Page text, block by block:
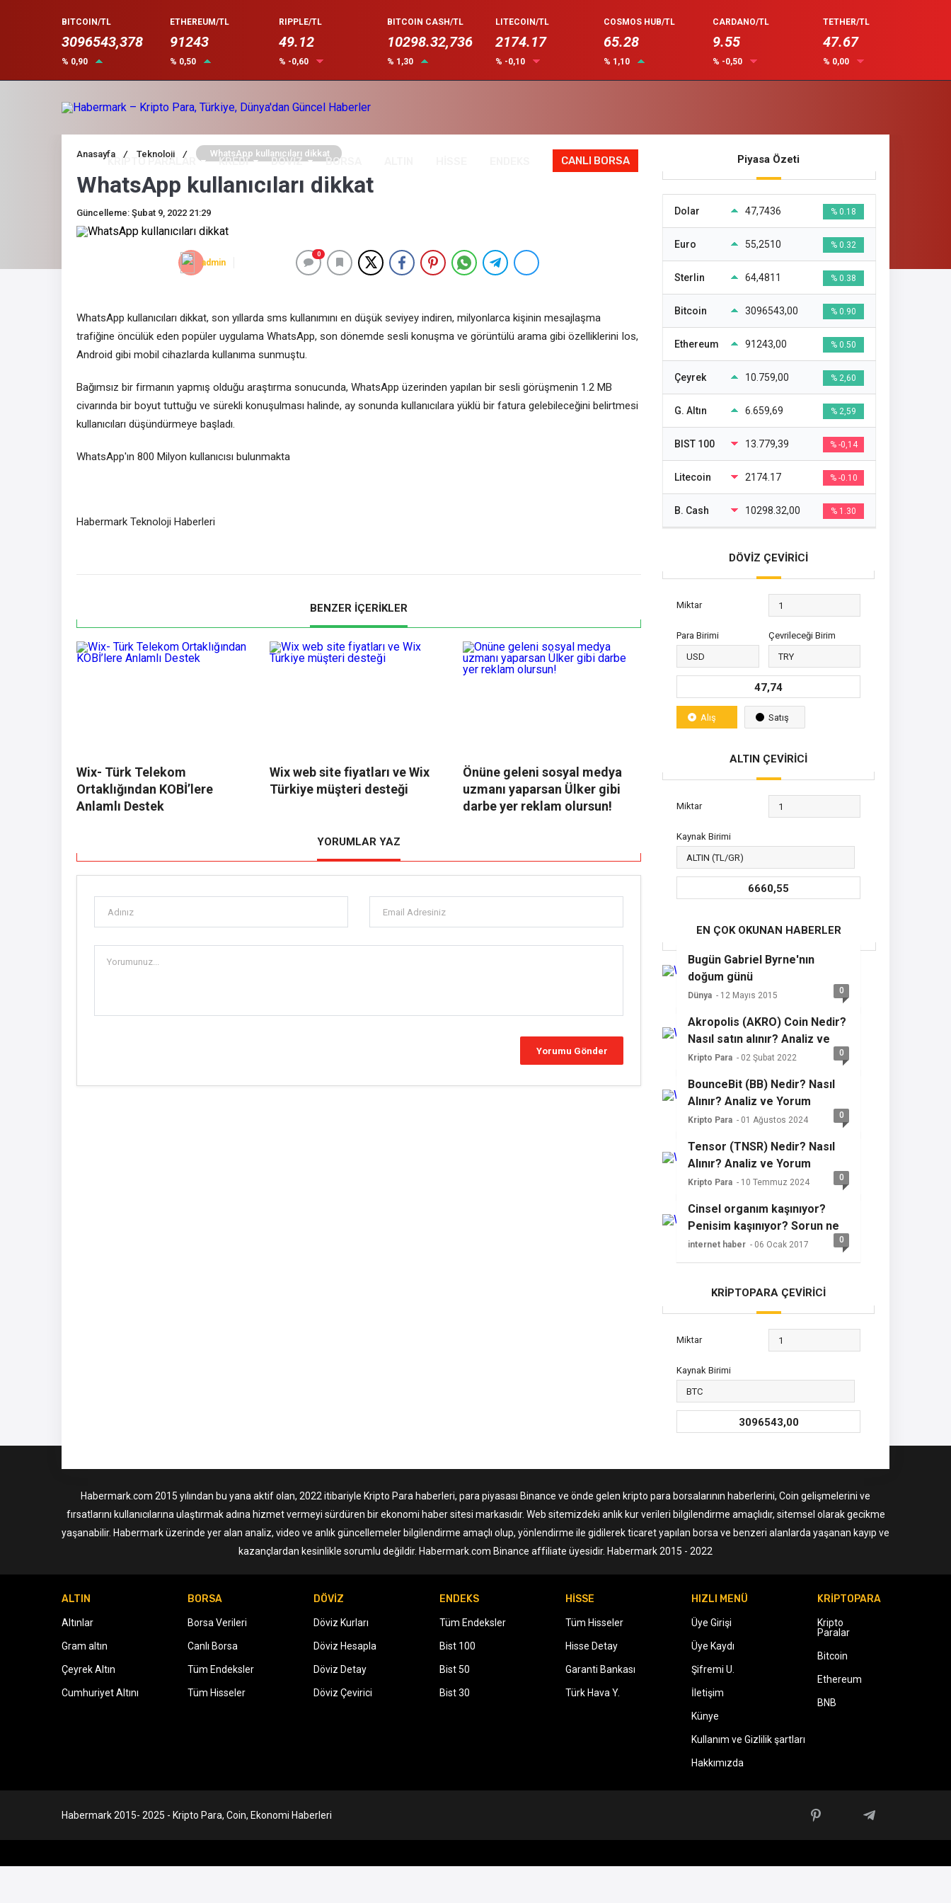
BITCOIN/TL
3096543,378
% 0,90
ETHEREUM/TL
91243
% 0,50
RIPPLE/TL
49.12
% -0,60
BITCOIN CASH/TL
10298.32,736
% 1,30
LITECOIN/TL
2174.17
% -0,10
COSMOS HUB/TL
65.28
% 1,10
CARDANO/TL
9.55
% -0,50
TETHER/TL
47.67
% 0,00
KRİPTO PARALAR KREDİ DÖVİZ BORSA CANLI BORSA
Anasayfa / Teknoloji / WhatsApp kullanıcıları dikkat
WhatsApp kullanıcıları dikkat
Güncelleme: Şubat 9, 2022 21:29
admin
0
WhatsApp kullanıcıları dikkat, son yıllarda sms kullanımını en düşük seviyey indiren, milyonlarca kişinin mesajlaşma
trafiğine öncülük eden popüler uygulama WhatsApp, son dönemde sesli konuşma ve görüntülü arama gibi özelliklerini Ios,
Android gibi mobil cihazlarda kullanıma sunmuştu.
Bağımsız bir firmanın yapmış olduğu araştırma sonucunda, WhatsApp üzerinden yapılan bir sesli görüşmenin 1.2 MB
civarında bir boyut tuttuğu ve sürekli konuşulması halinde, ay sonunda kullanıcılara yüklü bir fatura gelebileceğini belirtmesi
kullanıcıları düşündürmeye başladı.
WhatsApp'ın 800 Milyon kullanıcısı bulunmakta
Habermark Teknoloji Haberleri
BENZER İÇERİKLER
Wix- Türk Telekom
Ortaklığından KOBİ’lere
Anlamlı Destek
Wix web site fiyatları ve Wix
Türkiye müşteri desteği
Önüne geleni sosyal medya
uzmanı yaparsan Ülker gibi
darbe yer reklam olursun!
YORUMLAR YAZ
Piyasa Özeti
Dolar 47,7436 % 0.18
Euro 55,2510 % 0.32
Sterlin 64,4811 % 0.38
Bitcoin 3096543,00 % 0.90
Ethereum 91243,00 % 0.50
Çeyrek 10.759,00 % 2,60
G. Altın 6.659,69 % 2,59
BIST 100 13.779,39 % -0,14
Litecoin 2174.17 % -0.10
B. Cash 10298.32,00 % 1.30
DÖVİZ ÇEVİRİCİ
Miktar
Para Birimi Çevrileceği Birim
47,74
Alış Satış
ALTIN ÇEVİRİCİ
Miktar
Kaynak Birimi
6660,55
EN ÇOK OKUNAN HABERLER
Bugün Gabriel Byrne'nın
doğum günü
Dünya - 12 Mayıs 2015 0
Akropolis (AKRO) Coin Nedir?
Nasıl satın alınır? Analiz ve
yorum
Kripto Para - 02 Şubat 2022 0
BounceBit (BB) Nedir? Nasıl
Alınır? Analiz ve Yorum
Kripto Para - 01 Ağustos 2024 0
Tensor (TNSR) Nedir? Nasıl
Alınır? Analiz ve Yorum
Kripto Para - 10 Temmuz 2024 0
Cinsel organım kaşınıyor?
Penisim kaşınıyor? Sorun ne
olabilir?
internet haber - 06 Ocak 2017 0
KRİPTOPARA ÇEVİRİCİ
Miktar
Kaynak Birimi
3096543,00
Habermark.com 2015 yılından bu yana aktif olan, 2022 itibariyle Kripto Para haberleri, para piyasası Binance ve önde gelen kripto para borsalarının haberlerini, Coin gelişmelerini ve
fırsatlarını kullanıcılarına ulaştırmak adına hizmet vermeyi sürdüren bir ekonomi haber sitesi markasıdır. Web sitemizdeki anlık kur verileri bilgilendirme amaçlıdır, sitemsel olarak gecikme
yaşanabilir. Habermark üzerinde yer alan analiz, video ve anlık güncellemeler bilgilendirme amaçlı olup, yönlendirme ile gidilerek ticaret yapılan borsa ve benzeri alanlarda yaşanan kayıp ve
kazançlardan kesinlikle sorumlu değildir. Habermark.com Binance affiliate üyesidir. Habermark 2015 - 2022
ALTIN
Altınlar
Gram altın
Çeyrek Altın
Cumhuriyet Altını
BORSA
Borsa Verileri
Canlı Borsa
Tüm Endeksler
Tüm Hisseler
DÖVİZ
Döviz Kurları
Döviz Hesapla
Döviz Detay
Döviz Çevirici
ENDEKS
Tüm Endeksler
Bist 100
Bist 50
Bist 30
HİSSE
Tüm Hisseler
Hisse Detay
Garanti Bankası
Türk Hava Y.
HIZLI MENÜ
Üye Girişi
Üye Kaydı
Şifremi U.
İletişim
Künye
Kullanım ve Gizlilik şartları
Hakkımızda
KRİPTOPARA
Kripto
Paralar
Bitcoin
Ethereum
BNB
Habermark 2015- 2025 - Kripto Para, Coin, Ekonomi Haberleri